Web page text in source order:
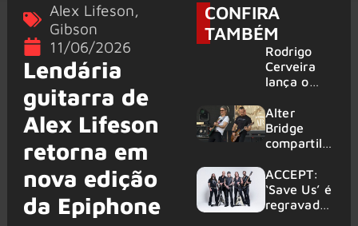
Alex Lifeson,
Gibson
11/06/2026
Lendária
guitarra de
Alex Lifeson
retorna em
nova edição
da Epiphone
CONFIRA
TAMBÉM
Rodrigo
Cerveira
lança o
Searcher”
Alter
Bridge
compartilh
vivo de
“Fortress”
gravada
ACCEPT:
‘Save Us’ é
regravada